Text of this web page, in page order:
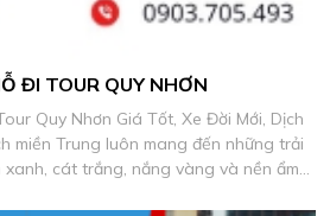
ĐI TOUR QUY NHƠN
Quy Nhơn Giá Tốt, Xe Đời Mới, Dịch
miền Trung luôn mang đến những trải
xanh, cát trắng, nắng vàng và nền ẩm